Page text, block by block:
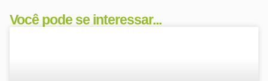
Você pode se interessar...